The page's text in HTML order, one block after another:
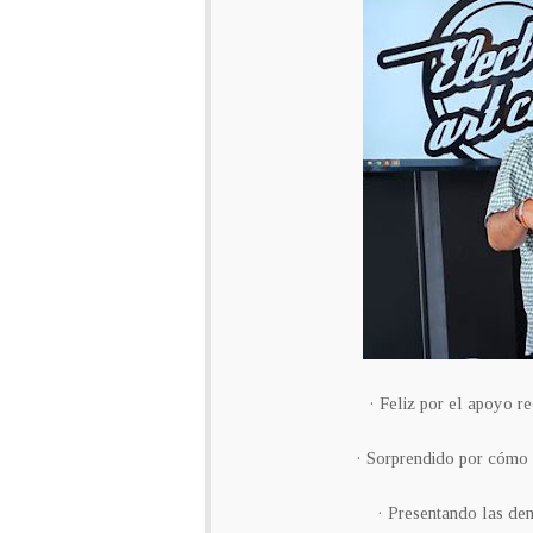
· Feliz por el apoyo
· Sorprendido por
· Presentando las